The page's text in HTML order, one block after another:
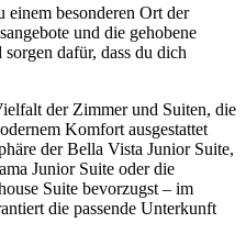
einem besonderen Ort der
und die gehobene
dafür, dass du dich
der Zimmer und Suiten, die
Komfort ausgestattet
der Bella Vista Junior Suite,
Junior Suite oder die
Suite bevorzugst – im
die passende Unterkunft